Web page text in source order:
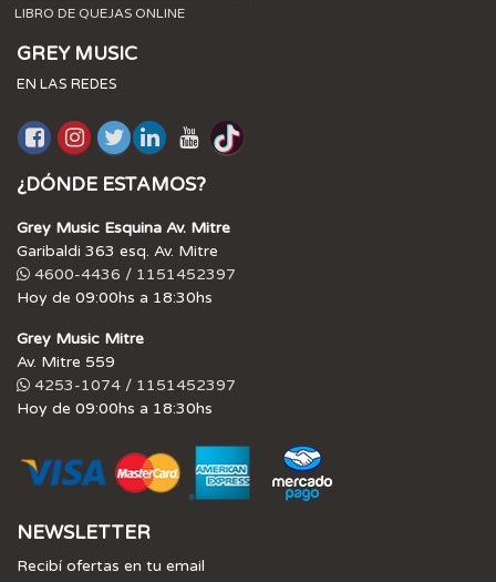
LIBRO DE QUEJAS ONLINE
GREY MUSIC
EN LAS REDES
¿DÓNDE ESTAMOS?
Grey Music Esquina Av. Mitre
Garibaldi 363 esq. Av. Mitre
4600-4436 / 1151452397
Hoy de 09:00hs a 18:30hs
Grey Music Mitre
Av. Mitre 559
4253-1074 / 1151452397
Hoy de 09:00hs a 18:30hs
NEWSLETTER
Recibí ofertas en tu email